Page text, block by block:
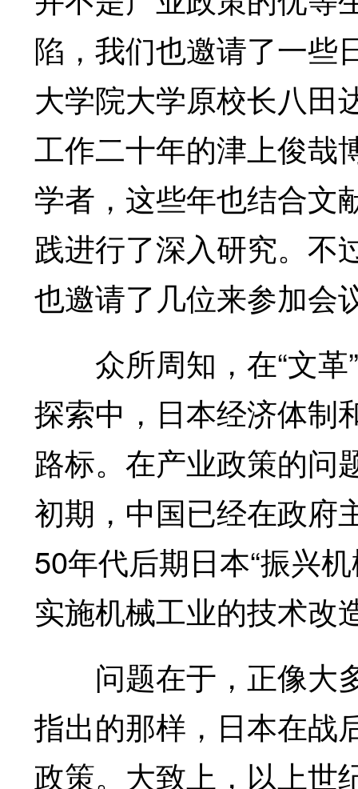
陷，我们也邀请了一些
大学院大学原校长八田
工作二十年的津上俊哉
学者，这些年也结合文
践进行了深入研究。不
也邀请了几位来参加会
众所周知，在“文革”
探索中，日本经济体制
路标。在产业政策的问
初期，中国已经在政府
50年代后期日本“振兴
实施机械工业的技术改
问题在于，正像大
指出的那样，日本在战
政策。大致上，以上世